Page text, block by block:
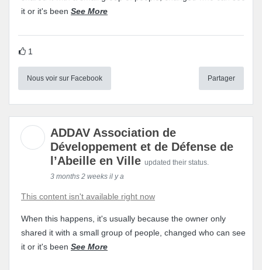
it or it's been See More
1
Nous voir sur Facebook Partager
ADDAV Association de
Développement et de Défense de
l’Abeille en Ville updated their status.
3 months 2 weeks il y a
This content isn't available right now
When this happens, it's usually because the owner only
shared it with a small group of people, changed who can see
it or it's been See More